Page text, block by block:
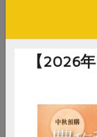
營養師文君也
均衡，身為營
要讓眼睛休息
【2026